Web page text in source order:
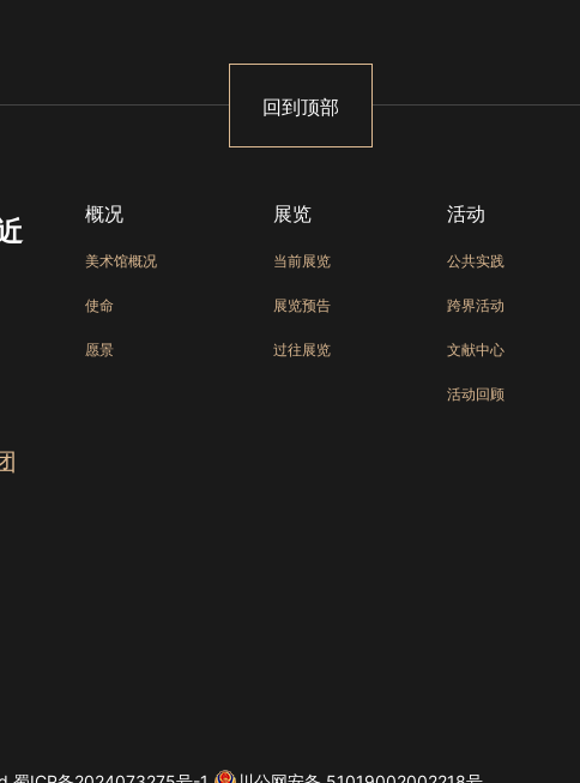
回到顶部
概况
美术馆概况
使命
愿景
展览
当前展览
展览预告
过往展览
活动
公共实践
跨界活动
文献中心
活动回顾